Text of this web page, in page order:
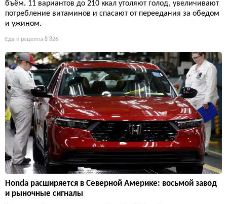
бъём. 11 вариантов до 210 ккал утоляют голод, увеличивают
потребление витаминов и спасают от переедания за обедом
и ужином.
Еда и рецепты 8 826
Honda расширяется в Северной Америке: восьмой завод
и рыночные сигналы